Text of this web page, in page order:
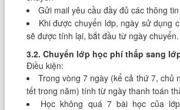
Gửi mail yêu cầu đầy đủ các thông
Khi được chuyển lớp, ngày sử dụng
sẽ được tính lại, bắt đầu từ ngày chuyển.
3.2. Chuyển lớp học phí thấp sang
Điều kiện:
Trong vòng 7 ngày (kể cả thứ 7, chủ
tết trong năm) tính từ ngày thanh toán
Học không quá 7 bài học của